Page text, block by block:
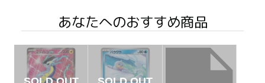
あなたへのおすすめ商品